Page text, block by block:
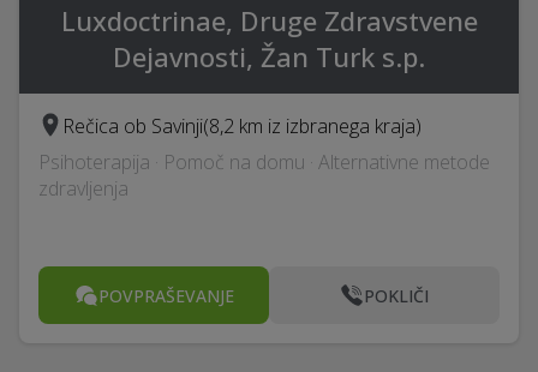
Luxdoctrinae, Druge Zdravstvene
Dejavnosti, Žan Turk s.p.
Rečica ob Savinji(8,2 km iz izbranega kraja)
Psihoterapija · Pomoč na domu · Alternativne metode
zdravljenja
POVPRAŠEVANJE POKLIČI